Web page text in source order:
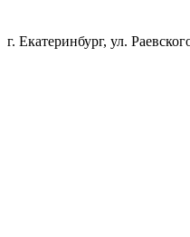
г. Екатеринбург, ул.